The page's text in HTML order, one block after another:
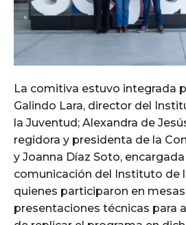
La comitiva estuvo integrada
Galindo Lara, director del
la Juventud; Alexandra de
regidora y presidenta de la
y Joanna Díaz Soto,
comunicación del Instituto de
quienes participaron en
presentaciones técnicas para